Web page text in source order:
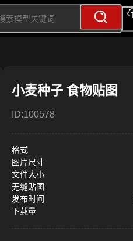
小麦种子 食物贴图
ID:100578
格式
图片尺寸
文件大小
无缝贴图
发布时间
下载量